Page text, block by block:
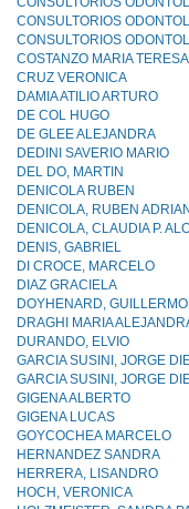
CONSULTORIOS
CONSULTORIOS
COSTANZO MARIA TERESA
CRUZ VERONICA
DAMIA ATILIO ARTURO
DE COL HUGO
DE GLEE ALEJANDRA
DEDINI SAVERIO MARIO
DEL DO, MARTIN
DENICOLA RUBEN
DENICOLA, RUBEN ADRIAN
DENICOLA, CLAUDIA P.
DENIS, GABRIEL
DI CROCE, MARCELO
DIAZ GRACIELA
DOYHENARD, GUILLERMO
DRAGHI MARIA
DURANDO, ELVIO
GARCIA SUSINI, JORGE
GARCIA SUSINI, JORGE
GIGENA ALBERTO
GIGENA LUCAS
GOYCOCHEA MARCELO
HERNANDEZ SANDRA
HERRERA, LISANDRO
HOCH, VERONICA